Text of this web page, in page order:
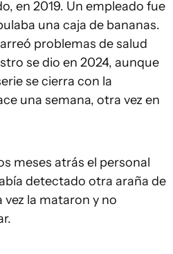
en 2019. Un empleado fue
una caja de bananas.
problemas de salud
se dio en 2024, aunque
se cierra con la
una semana, otra vez en
meses atrás el personal
detectado otra araña de
vez la mataron y no